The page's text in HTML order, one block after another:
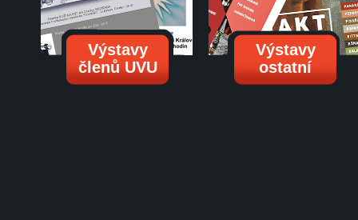
Výstavy
členů UVU
Výstavy
ostatní